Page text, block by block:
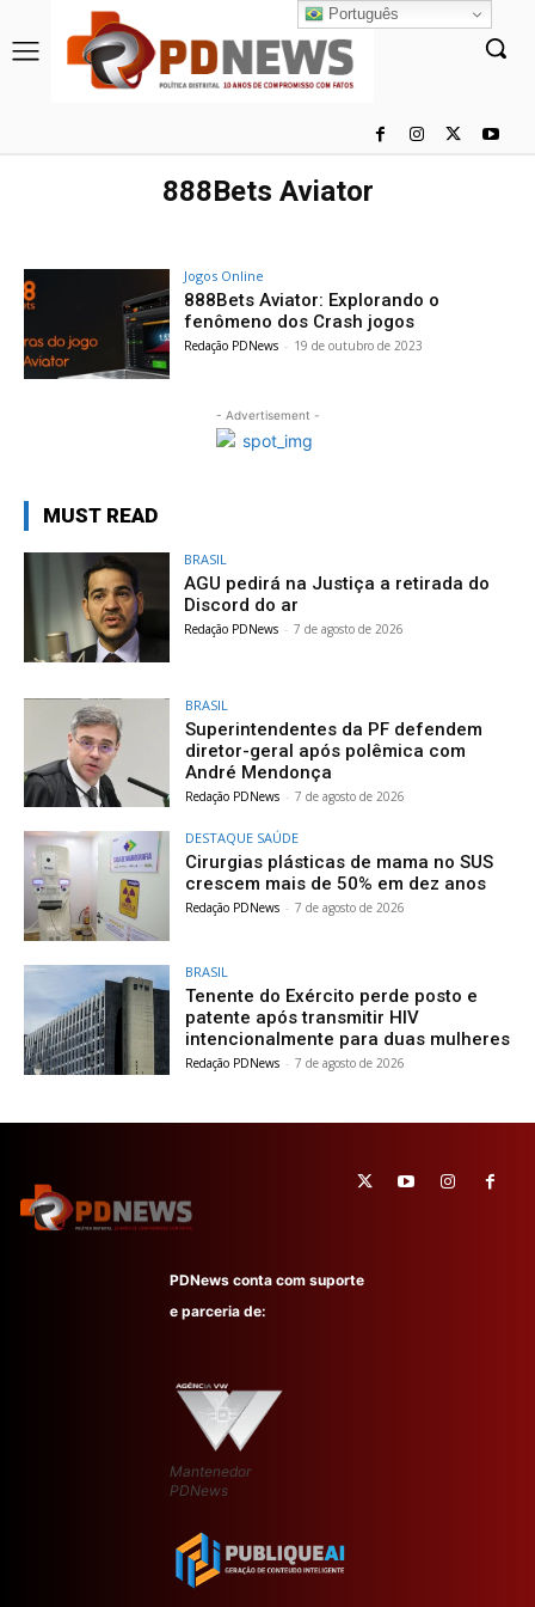
888Bets Aviator
Jogos Online
888Bets Aviator: Explorando o
fenômeno dos Crash jogos
Redação PDNews - 19 de outubro de 2023
- Advertisement -
MUST READ
BRASIL
AGU pedirá na Justiça a retirada do
Discord do ar
Redação PDNews - 7 de agosto de 2026
BRASIL
Superintendentes da PF defendem
diretor-geral após polêmica com
André Mendonça
Redação PDNews - 7 de agosto de 2026
DESTAQUE SAÚDE
Cirurgias plásticas de mama no SUS
crescem mais de 50% em dez anos
Redação PDNews - 7 de agosto de 2026
BRASIL
Tenente do Exército perde posto e
patente após transmitir HIV
intencionalmente para duas mulheres
Redação PDNews - 7 de agosto de 2026
PDNews conta com suporte
e parceria de:
Mantenedor
PDNews
Português